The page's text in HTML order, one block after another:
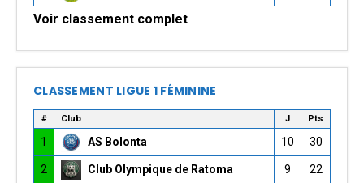
Voir classement complet
CLASSEMENT LIGUE 1 FÉMININE
# Club J Pts
1 AS Bolonta 10 30
2 Club Olympique de Ratoma 9 22